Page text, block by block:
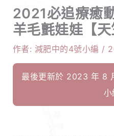
2021必追療癒
羊毛氈娃娃【
作者: 減肥中的4號小編 /
最後更新於 2023 年 8
小